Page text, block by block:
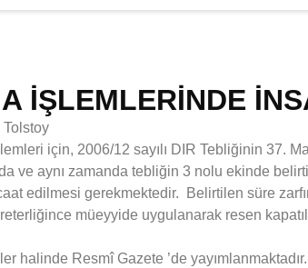
İŞLEMLERİNDE
Tolstoy
için, 2006/12 sayılı DIR Tebliğinin 37.
ve aynı zamanda tebliğin 3 nolu ekinde
edilmesi gerekmektedir. Belirtilen süre
müeyyide uygulanarak resen
halinde Resmî Gazete ’de